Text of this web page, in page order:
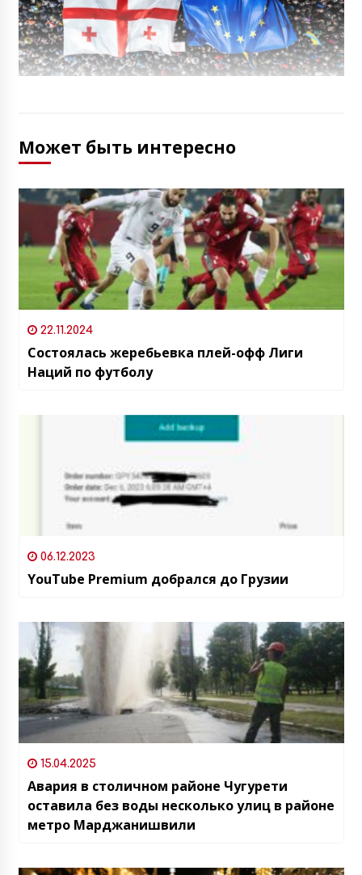
Может быть интересно
22.11.2024
Состоялась жеребьевка плей-офф Лиги
Наций по футболу
06.12.2023
YouTube Premium добрался до Грузии
15.04.2025
Авария в столичном районе Чугурети
оставила без воды несколько улиц в районе
метро Марджанишвили